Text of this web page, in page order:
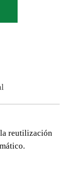
reutilización